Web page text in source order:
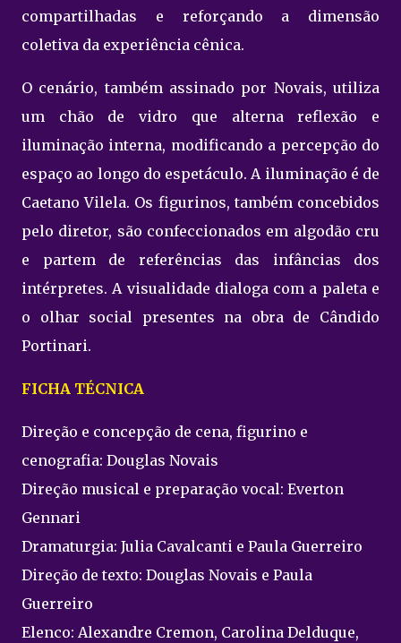
compartilhadas e reforçando a dimensão
coletiva da experiência cênica.
O cenário, também assinado por Novais, utiliza
um chão de vidro que alterna reflexão e
iluminação interna, modificando a percepção do
espaço ao longo do espetáculo. A iluminação é de
Caetano Vilela. Os figurinos, também concebidos
pelo diretor, são confeccionados em algodão cru
e partem de referências das infâncias dos
intérpretes. A visualidade dialoga com a paleta e
o olhar social presentes na obra de Cândido
Portinari.
FICHA TÉCNICA
Direção e concepção de cena, figurino e
cenografia: Douglas Novais
Direção musical e preparação vocal: Everton
Gennari
Dramaturgia: Julia Cavalcanti e Paula Guerreiro
Direção de texto: Douglas Novais e Paula
Guerreiro
Elenco: Alexandre Cremon, Carolina Delduque,